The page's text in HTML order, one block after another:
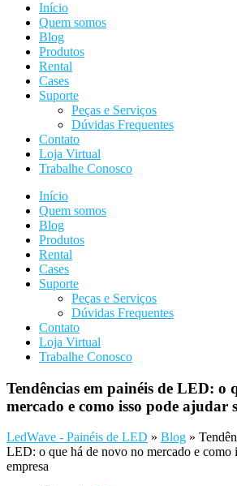
Início
Quem somos
Blog
Produtos
Rental
Cases
Suporte
Peças e Serviços
Dúvidas Frequentes
Contato
Loja Virtual
Trabalhe Conosco
Início
Quem somos
Blog
Produtos
Rental
Cases
Suporte
Peças e Serviços
Dúvidas Frequentes
Contato
Loja Virtual
Trabalhe Conosco
Tendências em painéis de LED: o
mercado e como isso pode ajudar
LedWave - Painéis de LED » Blog »
LED: o que há de novo no mercado e como
empresa